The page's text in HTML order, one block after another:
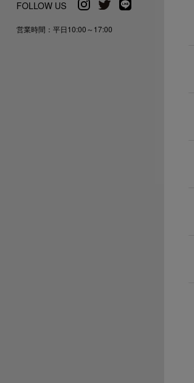
営業時間：平日10:00～17:00